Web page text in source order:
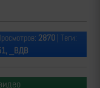
2870| Теги:
_ВДВ